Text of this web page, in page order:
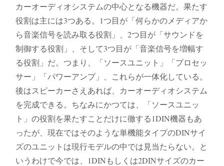
カーオーディオシステムの中心となる機器だ。果たす
役割は主には3つある。1つ目が「何らかのメディアか
ら音楽信号を読み取る役割」、2つ目が「サウンドを
制御する役割」、そして3つ目が「音楽信号を増幅す
る役割」だ。つまり、「ソースユニット」「プロセッ
サー」「パワーアンプ」、これらが一体化している。
後はスピーカーさえあれば、カーオーディオシステム
を完成できる。ちなみにかつては、「ソースユニッ
ト」の役割を果たすことだけに徹する1DIN機器もあ
ったが、現在ではそのような単機能タイプのDINサイ
ズのユニットは現行モデルの中では見当たらない。と
いうわけで今では、1DINもしくは2DINサイズのカー